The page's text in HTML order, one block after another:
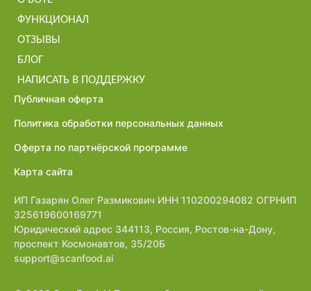
ФУНКЦИОНАЛ
ОТЗЫВЫ
БЛОГ
НАПИСАТЬ В ПОДДЕРЖКУ
Публичная оферта
Политика обработки персональных данных
Оферта по партнёрской программе
Карта сайта
ИП Газарян Олег Размикович ИНН 110200294082 ОГРНИП
325619600169771
Юридический адрес 344113, Россия, Ростов-на-Дону,
проспект Космонавтов, 35/20Б
support@scanfood.ai